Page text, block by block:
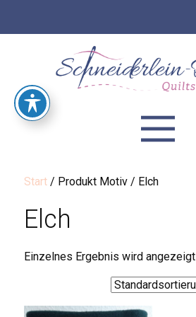
Start / Produkt Motiv / Elch
Elch
Einzelnes Ergebnis wird angezeigt